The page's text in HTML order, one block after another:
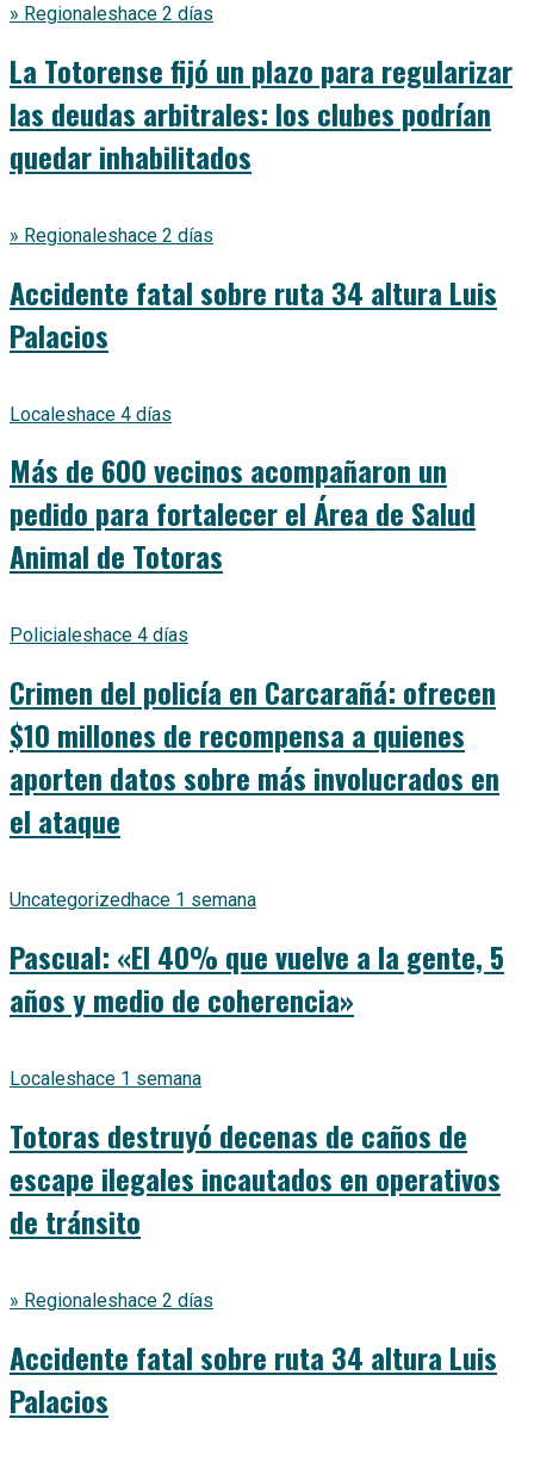
» Regionaleshace 2 días
La Totorense fijó un plazo para regularizar
las deudas arbitrales: los clubes podrían
quedar inhabilitados
» Regionaleshace 2 días
Accidente fatal sobre ruta 34 altura Luis
Palacios
Localeshace 4 días
Más de 600 vecinos acompañaron un
pedido para fortalecer el Área de Salud
Animal de Totoras
Policialeshace 4 días
Crimen del policía en Carcarañá: ofrecen
$10 millones de recompensa a quienes
aporten datos sobre más involucrados en
el ataque
Uncategorized hace 1 semana
Pascual: «El 40% que vuelve a la gente, 5
años y medio de coherencia»
Localeshace 1 semana
Totoras destruyó decenas de caños de
escape ilegales incautados en operativos
de tránsito
» Regionaleshace 2 días
Accidente fatal sobre ruta 34 altura Luis
Palacios